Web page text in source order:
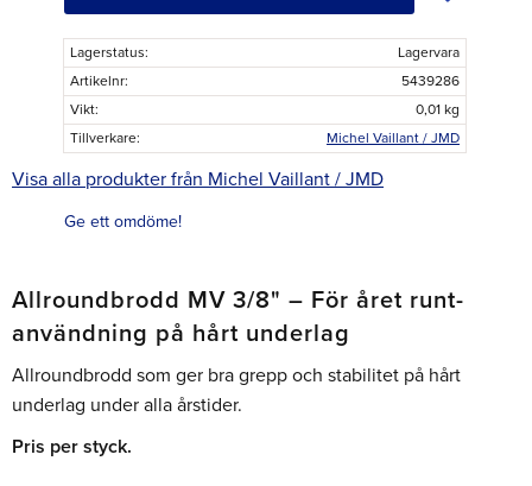
Lagerstatus
Lagervara
Artikelnr
5439286
Vikt
0,01 kg
Tillverkare
Michel Vaillant / JMD
Visa alla produkter från Michel Vaillant / JMD
Ge ett omdöme!
Allroundbrodd MV 3/8" – För året runt-
användning på hårt underlag
Allroundbrodd som ger bra grepp och stabilitet på hårt
underlag under alla årstider.
Pris per styck.